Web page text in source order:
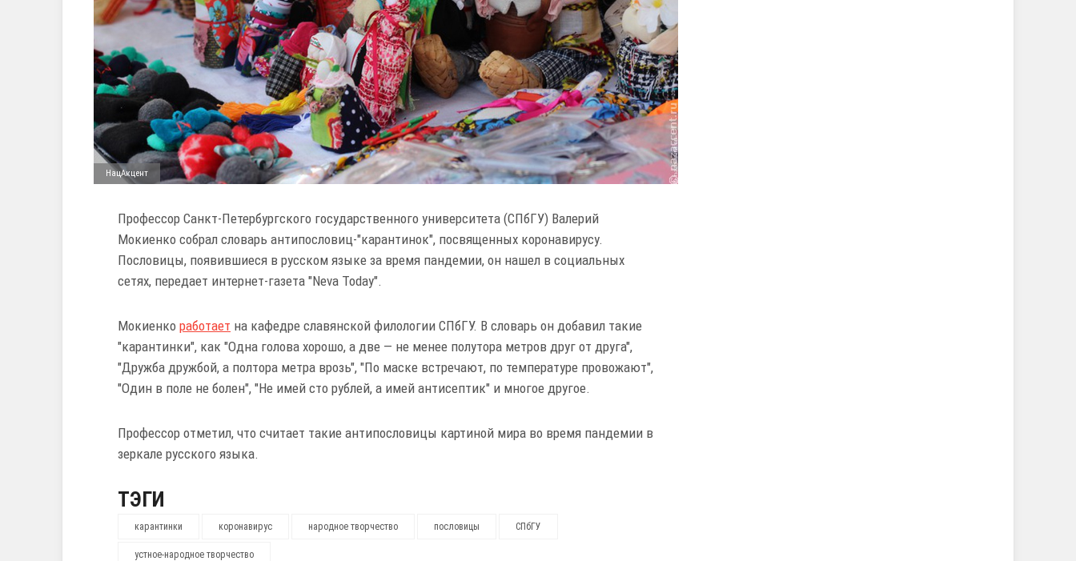
НацАкцент
Профессор Санкт-Петербургского государственного университета (СПбГУ) Валерий
Мокиенко собрал словарь антипословиц-"карантинок", посвященных коронавирусу.
Пословицы, появившиеся в русском языке за время пандемии, он нашел в социальных
сетях, передает интернет-газета "Neva Today".
Мокиенко работает на кафедре славянской филологии СПбГУ. В словарь он добавил такие
"карантинки", как "Одна голова хорошо, а две — не менее полутора метров друг от друга",
"Дружба дружбой, а полтора метра врозь", "По маске встречают, по температуре провожают",
"Один в поле не болен", "Не имей сто рублей, а имей антисептик" и многое другое.
Профессор отметил, что считает такие антипословицы картиной мира во время пандемии в
зеркале русского языка.
ТЭГИ
карантинки коронавирус народное творчество пословицы СПбГУ
устное-народное творчество